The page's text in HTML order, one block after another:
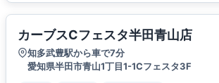
カーブスCフェスタ半田青山店
知多武豊駅から車で7分
愛知県半田市青山1丁目1-1Cフェスタ3F